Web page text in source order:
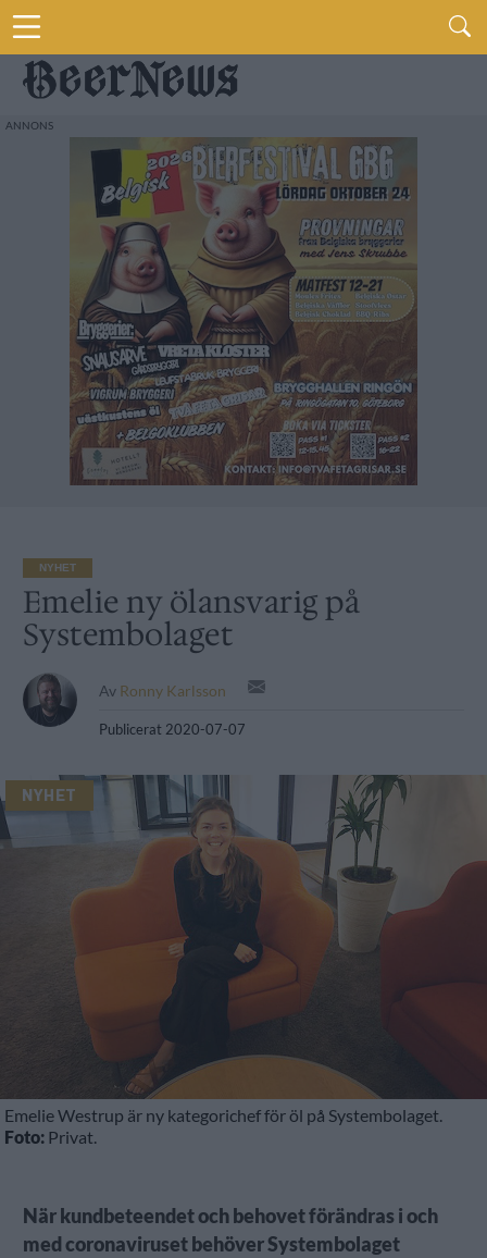
NYHET
Emelie ny ölansvarig på
Systembolaget
Av Ronny Karlsson
Publicerat 2020-07-07
NYHET
Emelie Westrup är ny kategorichef för öl på Systembolaget.
Foto: Privat.
När kundbeteendet och behovet förändras i och
med coronaviruset behöver Systembolaget